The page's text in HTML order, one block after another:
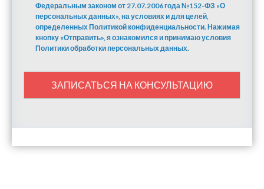
Федеральным законом от 27.07.2006 года №152-ФЗ «О
персональных данных», на условиях и для целей,
определенных Политикой конфиденциальности. Нажимая
кнопку «Отправить», я ознакомился и принимаю условия
Политики обработки персональных данных.
ЗАПИСАТЬСЯ НА КОНСУЛЬТАЦИЮ